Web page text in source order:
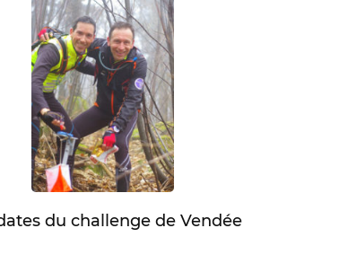
du challenge de Vendée